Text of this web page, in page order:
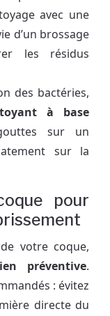
avec une
d’un brossage
les résidus
des bactéries,
à base
sur un
sur la
pour
votre coque,
préventive.
: évitez
directe du